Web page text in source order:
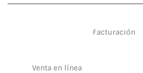
Facturación
Venta en línea